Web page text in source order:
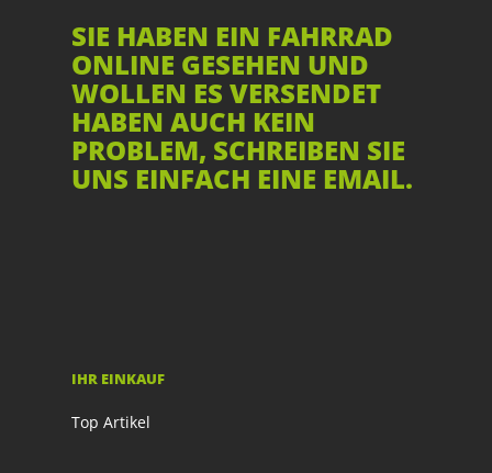
SIE HABEN EIN FAHRRAD
ONLINE GESEHEN UND
WOLLEN ES VERSENDET
HABEN AUCH KEIN
PROBLEM, SCHREIBEN SIE
UNS EINFACH EINE EMAIL.
IHR EINKAUF
Top Artikel